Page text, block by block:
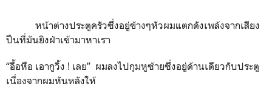
หน้าต่างประตูครัวซึ่งอยู่ข้างๆหัวผมแตกดังเพล้งจากเสียง
ปืนที่มันยิงฝ่าเข้ามาหาเรา
“อื้อหือ เอากูวิ้ง ! เลย” ผมลงไปกุมหูซ้ายซึ่งอยู่ด้านเดียวกับประตู
เนื่องจากผมหันหลังให้